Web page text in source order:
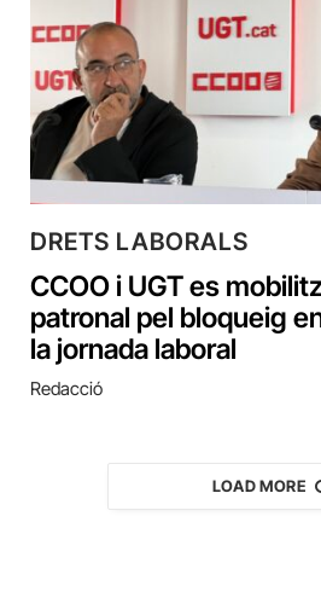
DRETS LABORALS
CCOO i UGT es
patronal pel bloqueig
la jornada laboral
Redacció
LOAD MORE